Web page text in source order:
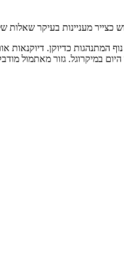
כצייר מעניינות בעיקר
המתנהגות כדיוקן. דיוקנאות
במיקרוגל. גזור מאתמול